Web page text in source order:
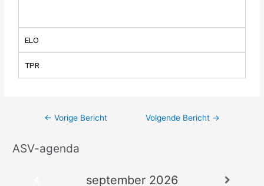
ELO
TPR
← Vorige Bericht Volgende Bericht →
ASV-agenda
september 2026
A